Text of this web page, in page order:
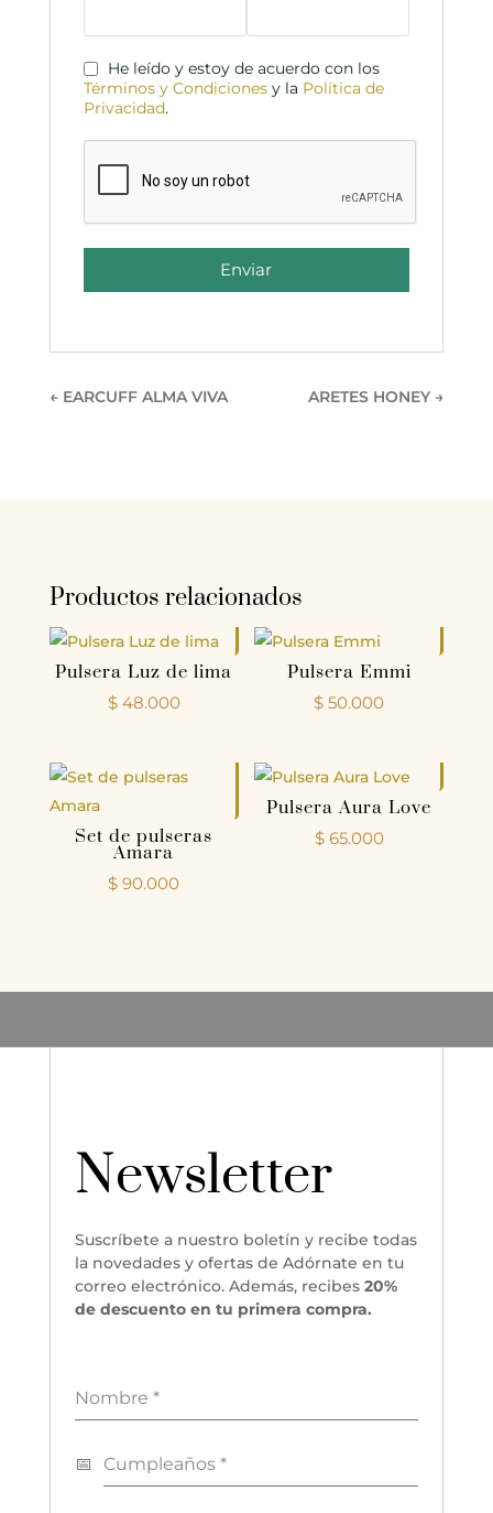
He leído y estoy de acuerdo con los
Términos y Condicionesy la Política de
Privacidad.
Enviar
← EARCUFF ALMA VIVA ARETES HONEY →
Productos relacionados
Pulsera Luz de lima
$48.000
Pulsera Emmi
$ 50.000
Set de pulseras
Amara
$ 90.000
Pulsera Aura Love
$65.000
Newsletter
Suscríbete a nuestro boletín y recibe todas
la novedades y ofertas de Adórnate en tu
correo electrónico. Además, recibes 20%
de descuento en tu primera compra.
Nombre*
Cumpleaños*